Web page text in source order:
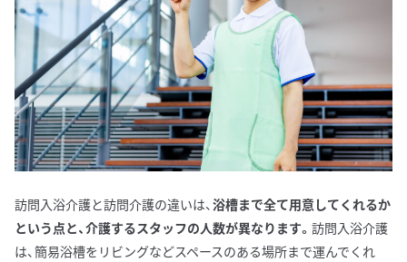
訪問入浴介護と訪問介護の違いは、浴槽まで全て用意してくれるか
という点と、介護するスタッフの人数が異なります。 訪問入浴介護
は、簡易浴槽をリビングなどスペースのある場所まで運んでくれ